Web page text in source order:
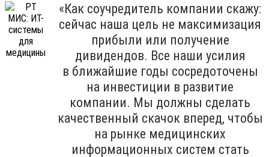
«Как соучредитель компании скажу:
сейчас наша цель не максимизация
прибыли или получение
дивидендов. Все наши усилия
в ближайшие годы сосредоточены
на инвестиции в развитие
компании. Мы должны сделать
качественный скачок вперед, чтобы
на рынке медицинских
информационных систем стать